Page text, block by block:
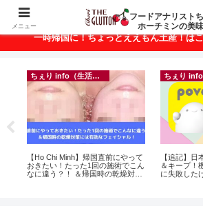
ベトナム・ホーチミンの美味いもん
一時帰国に！ちょっとええもん土産！は
ちぇり info（生活情報）
【Ho Chi Minh】帰国直前にやって
おきたい！たった1回の施術でこん
なに違う？！ ＆帰国時の乾燥対策
【追記】日
＆キープ！
に失敗した
メニュー
フードアナリスト
ホーチミンの美